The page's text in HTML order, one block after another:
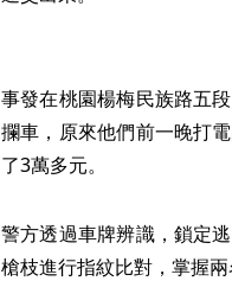
事發在桃園楊梅民族路五
攔車，原來他們前一晚打
了3萬多元。
警方透過車牌辨識，鎖定
槍枝進行指紋比對，掌握兩